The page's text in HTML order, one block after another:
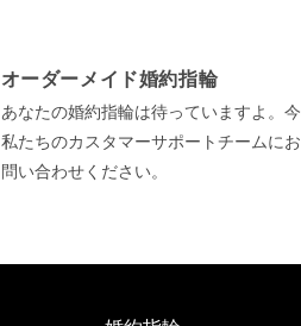
オーダーメイド婚約指輪
あなたの婚約指輪は待っていますよ。今
私たちのカスタマーサポートチームにお
問い合わせください。